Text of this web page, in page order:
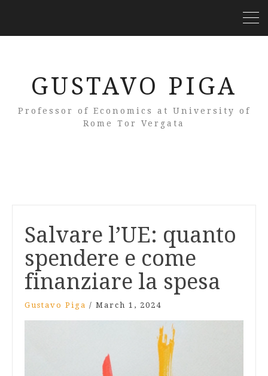
GUSTAVO PIGA
Professor of Economics at University of
Rome Tor Vergata
Salvare l’UE: quanto
spendere e come
finanziare la spesa
Gustavo Piga / March 1, 2024